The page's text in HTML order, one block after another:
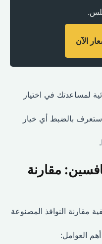
الآن
لمساعدتك في اختيار
ستعرف بالضبط أي خيار
مقارنة
النوافذ المصنوعة
العوامل: